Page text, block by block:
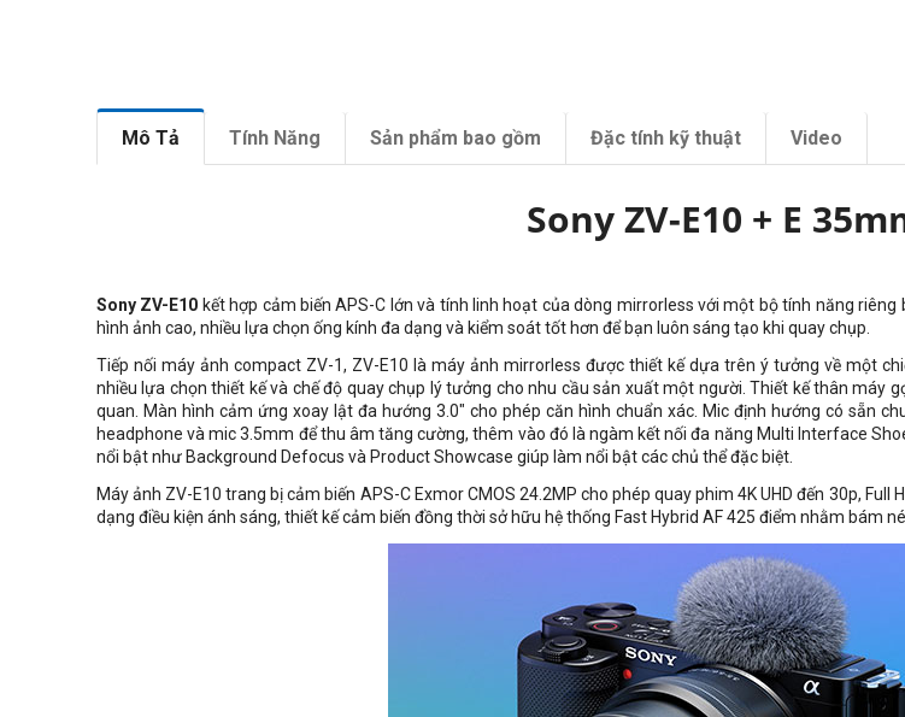
Mô Tả Tính Năng Sản phẩm bao gồm Đặc tính kỹ thuật Video
Sony ZV-E10 + E
Sony ZV-E10 kết hợp cảm biến APS-C lớn và tính linh hoạt của dòng mirrorless với một bộ tính năng
hình ảnh cao, nhiều lựa chọn ống kính đa dạng và kiểm soát tốt hơn để bạn luôn sáng tạo khi quay chụp.
Tiếp nối máy ảnh compact ZV-1, ZV-E10 là máy ảnh mirrorless được thiết kế dựa trên ý tưởng về một
nhiều lựa chọn thiết kế và chế độ quay chụp lý tưởng cho nhu cầu sản xuất một người. Thiết kế thân máy
quan. Màn hình cảm ứng xoay lật đa hướng 3.0" cho phép căn hình chuẩn xác. Mic định hướng có sẵn
headphone và mic 3.5mm để thu âm tăng cường, thêm vào đó là ngàm kết nối đa năng Multi Interface
nổi bật như Background Defocus và Product Showcase giúp làm nổi bật các chủ thể đặc biệt.
Máy ảnh ZV-E10 trang bị cảm biến APS-C Exmor CMOS 24.2MP cho phép quay phim 4K UHD đến 30p,
dạng điều kiện ánh sáng, thiết kế cảm biến đồng thời sở hữu hệ thống Fast Hybrid AF 425 điểm nhằm bám